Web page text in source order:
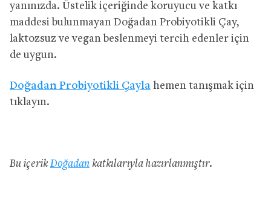
yanınızda. Üstelik içeriğinde koruyucu ve katkı
maddesi bulunmayan Doğadan Probiyotikli Çay,
laktozsuz ve vegan beslenmeyi tercih edenler için
de uygun.
Doğadan Probiyotikli Çayla hemen tanışmak için
tıklayın.
Bu içerikDoğadan katkılarıyla hazırlanmıştır.